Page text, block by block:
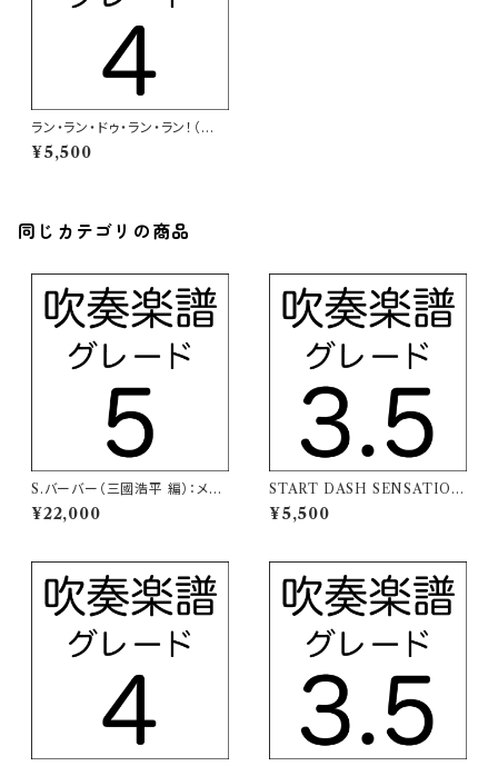
ラン・ラン・ドゥ・ラン・ラン！（WE
Bラジオ「AIKATSU STARS！
のラジカツ！」テーマソング）【吹
¥5,500
同じカテゴリの商品
S.バーバー（三國浩平 編）：メデ
ィアの復讐の踊り【吹奏楽譜】
¥22,000
START DASH SENSATION
（TVアニメ「アイカツ！」主題歌）
【吹奏楽譜】
¥5,500